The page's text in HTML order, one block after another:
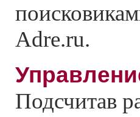
Adre.ru.
Подсчитав